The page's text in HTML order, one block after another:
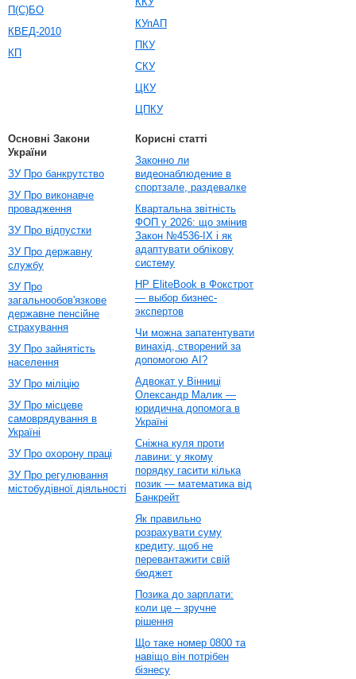
П(С)БО
КВЕД-2010
КП
КУпАП
ПКУ
СКУ
ЦКУ
ЦПКУ
Основні Закони
України
ЗУ Про банкрутство
ЗУ Про виконавче
провадження
ЗУ Про відпустки
ЗУ Про державну
службу
ЗУ Про
загальнообов'язкове
державне пенсійне
страхування
ЗУ Про зайнятість
населення
ЗУ Про міліцію
ЗУ Про місцеве
самоврядування в
Україні
ЗУ Про охорону праці
ЗУ Про регулювання
містобудівної діяльності
Корисні статті
Законно ли
видеонаблюдение в
спортзале, раздевалке
Квартальна звітність
ФОП у 2026: що змінив
Закон №4536-IX і як
адаптувати облікову
систему
HP EliteBook в Фокстрот
— выбор бизнес-
экспертов
Чи можна запатентувати
винахід, створений за
допомогою AI?
Адвокат у Вінниці
Олександр Малик —
юридична допомога в
Україні
Сніжна куля проти
лавини: у якому
порядку гасити кілька
позик — математика від
Банкрейт
Як правильно
розрахувати суму
кредиту, щоб не
перевантажити свій
бюджет
Позика до зарплати:
коли це – зручне
рішення
Що таке номер 0800 та
навіщо він потрібен
бізнесу